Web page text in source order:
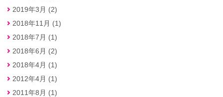
2019年3月 (2)
2018年11月 (1)
2018年7月 (1)
2018年6月 (2)
2018年4月 (1)
2012年4月 (1)
2011年8月 (1)